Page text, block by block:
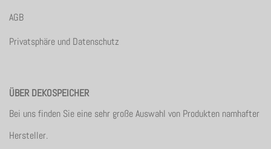
AGB
Privatsphäre und Datenschutz
ÜBER DEKOSPEICHER
Bei uns finden Sie eine sehr große Auswahl von Produkten namhafter
Hersteller.